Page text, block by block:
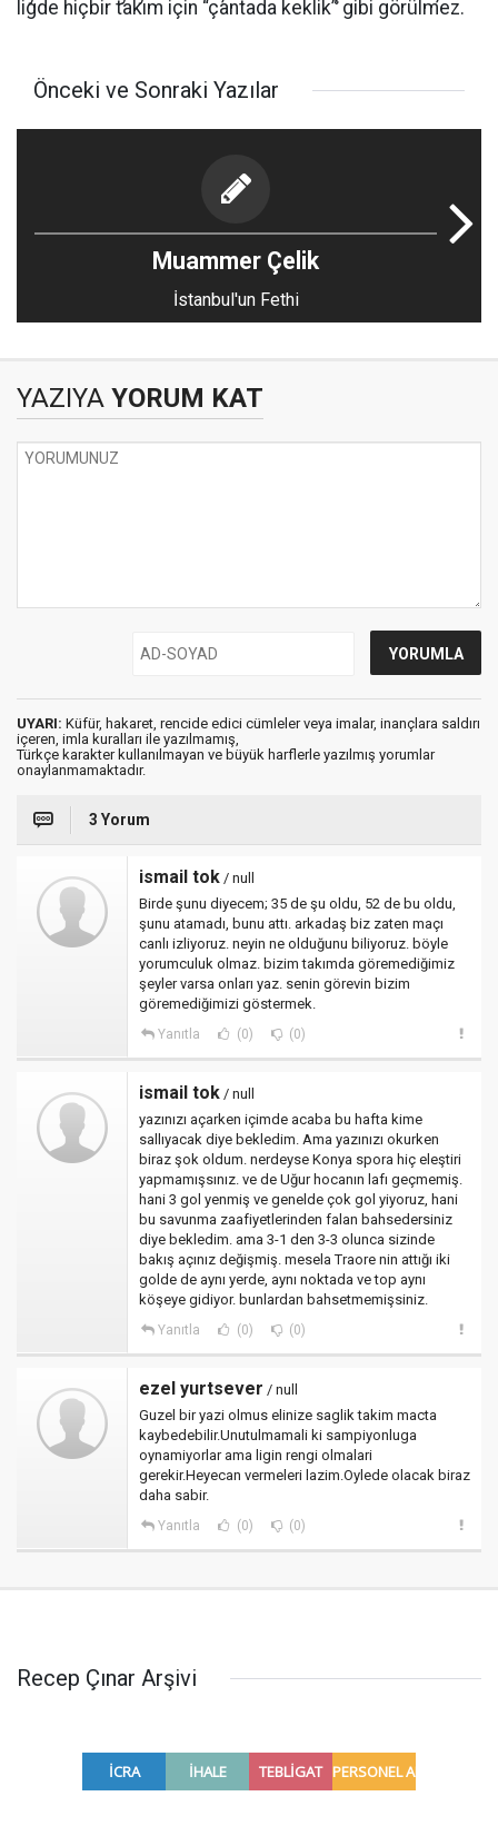
ligde hiçbir takım için “çantada keklik” gibi görülmez.
Önceki ve Sonraki Yazılar
Muammer Çelik
İstanbul'un Fethi
YAZIYA YORUM KAT
UYARI: Küfür, hakaret, rencide edici cümleler veya imalar, inançlara saldırı
içeren, imla kuralları ile yazılmamış,
Türkçe karakter kullanılmayan ve büyük harflerle yazılmış yorumlar
onaylanmamaktadır.
3 Yorum
ismail tok / null
Birde şunu diyecem; 35 de şu oldu, 52 de bu oldu,
şunu atamadı, bunu attı. arkadaş biz zaten maçı
canlı izliyoruz. neyin ne olduğunu biliyoruz. böyle
yorumculuk olmaz. bizim takımda göremediğimiz
şeyler varsa onları yaz. senin görevin bizim
göremediğimizi göstermek.
Yanıtla (0) (0)
ismail tok / null
yazınızı açarken içimde acaba bu hafta kime
sallıyacak diye bekledim. Ama yazınızı okurken
biraz şok oldum. nerdeyse Konya spora hiç eleştiri
yapmamışsınız. ve de Uğur hocanın lafı geçmemiş.
hani 3 gol yenmiş ve genelde çok gol yiyoruz, hani
bu savunma zaafiyetlerinden falan bahsedersiniz
diye bekledim. ama 3-1 den 3-3 olunca sizinde
bakış açınız değişmiş. mesela Traore nin attığı iki
golde de aynı yerde, aynı noktada ve top aynı
köşeye gidiyor. bunlardan bahsetmemişsiniz.
Yanıtla (0) (0)
ezel yurtsever / null
Guzel bir yazi olmus elinize saglik takim macta
kaybedebilir.Unutulmamali ki sampiyonluga
oynamiyorlar ama ligin rengi olmalari
gerekir.Heyecan vermeleri lazim.Oylede olacak biraz
daha sabir.
Yanıtla (0) (0)
Recep Çınar Arşivi